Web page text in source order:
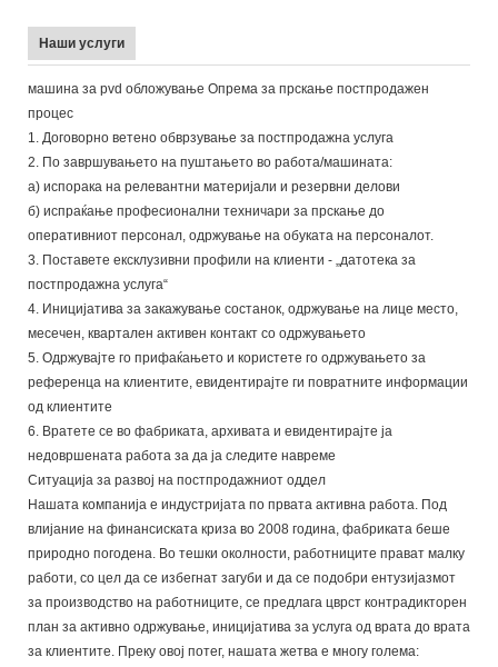
Наши услуги
машина за pvd обложување Опрема за прскање постпродажен
процес
1. Договорно ветено обврзување за постпродажна услуга
2. По завршувањето на пуштањето во работа/машината:
а) испорака на релевантни материјали и резервни делови
б) испраќање професионални техничари за прскање до
оперативниот персонал, одржување на обуката на персоналот.
3. Поставете ексклузивни профили на клиенти - „датотека за
постпродажна услуга“
4. Иницијатива за закажување состанок, одржување на лице место,
месечен, квартален активен контакт со одржувањето
5. Одржувајте го прифаќањето и користете го одржувањето за
референца на клиентите, евидентирајте ги повратните информации
од клиентите
6. Вратете се во фабриката, архивата и евидентирајте ја
недовршената работа за да ја следите навреме
Ситуација за развој на постпродажниот оддел
Нашата компанија е индустријата по првата активна работа. Под
влијание на финансиската криза во 2008 година, фабриката беше
природно погодена. Во тешки околности, работниците прават малку
работи, со цел да се избегнат загуби и да се подобри ентузијазмот
за производство на работниците, се предлага цврст контрадикторен
план за активно одржување, иницијатива за услуга од врата до врата
за клиентите. Преку овој потег, нашата жетва е многу голема: